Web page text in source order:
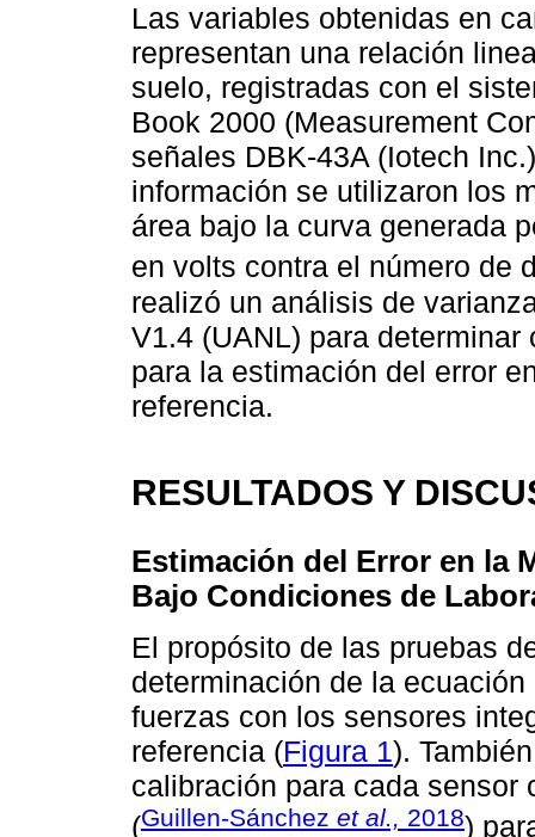
Las variables obtenidas en
representan una relación
suelo, registradas con el
Book 2000 (Measurement
señales DBK-43A (Iotech
información se utilizaron los
área bajo la curva generada
en volts contra el número de
realizó un análisis de
V1.4 (UANL) para
para la estimación del error
referencia.
RESULTADOS Y
Estimación del Error en la
Bajo Condiciones de
El propósito de las pruebas
determinación de la
fuerzas con los sensores
referencia (Figura 1).
calibración para cada sensor
(Guillen-Sánchez et al., 2018)